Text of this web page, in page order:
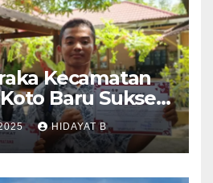
Kecamatan
Baru Sukses
pada
2025
HIDAYAT B